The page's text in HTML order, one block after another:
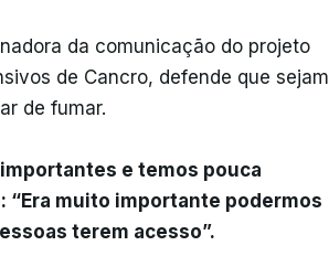
da comunicação do projeto
de Cancro, defende que sejam
de fumar.
e temos pouca
“Era muito importante podermos
terem acesso”.